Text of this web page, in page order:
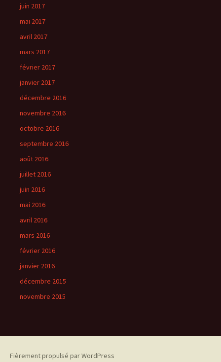
juin 2017
mai 2017
avril 2017
mars 2017
février 2017
janvier 2017
décembre 2016
novembre 2016
octobre 2016
septembre 2016
août 2016
juillet 2016
juin 2016
mai 2016
avril 2016
mars 2016
février 2016
janvier 2016
décembre 2015
novembre 2015
Fièrement propulsé par WordPress